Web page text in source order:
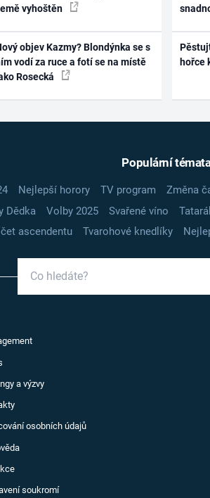
vyhoštěn
objev Kazmy? Blondýnka se s
vodí za ruce a fotí se na místě
Rosecká
hořce
Populární
Nejlepší horory TV program Změna
Dědka Volby 2025 Svařené víno
ascendentu
Tvarohové knedlíky
a výzvy
osobních údajů
soukromí